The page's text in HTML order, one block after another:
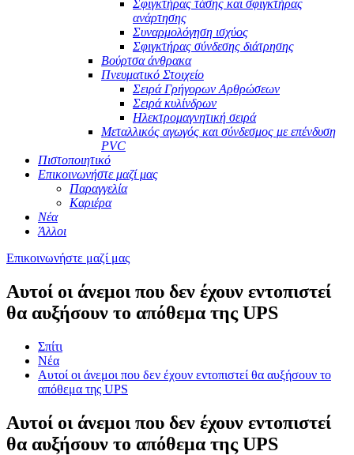
Σφιγκτήρας τάσης και σφιγκτήρας
ανάρτησης
Συναρμολόγηση ισχύος
Σφιγκτήρας σύνδεσης διάτρησης
Βούρτσα άνθρακα
Πνευματικό Στοιχείο
Σειρά Γρήγορων Αρθρώσεων
Σειρά κυλίνδρων
Ηλεκτρομαγνητική σειρά
Μεταλλικός αγωγός και σύνδεσμος με επένδυση
PVC
Πιστοποιητικό
Επικοινωνήστε μαζί μας
Παραγγελία
Καριέρα
Νέα
Άλλοι
Επικοινωνήστε μαζί μας
Αυτοί οι άνεμοι που δεν έχουν εντοπιστεί
θα αυξήσουν το απόθεμα της UPS
Σπίτι
Νέα
Αυτοί οι άνεμοι που δεν έχουν εντοπιστεί θα αυξήσουν το
απόθεμα της UPS
Αυτοί οι άνεμοι που δεν έχουν εντοπιστεί
θα αυξήσουν το απόθεμα της UPS